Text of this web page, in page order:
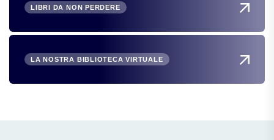
LIBRI DA NON PERDERE
LA NOSTRA BIBLIOTECA VIRTUALE